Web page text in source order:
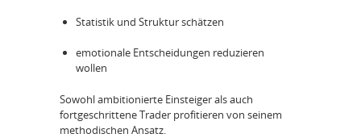
Statistik und Struktur schätzen
emotionale Entscheidungen reduzieren
wollen
Sowohl ambitionierte Einsteiger als auch
fortgeschrittene Trader profitieren von seinem
methodischen Ansatz.